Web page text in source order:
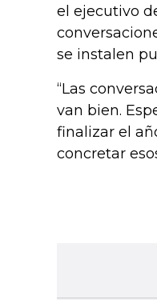
el ejecutivo
se instalen
“Las
van bien.
finalizar el
concretar